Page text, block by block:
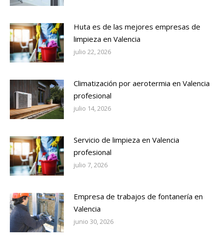
Huta es de las mejores empresas de
limpieza en Valencia
julio 22, 2026
Climatización por aerotermia en Valencia
profesional
julio 14, 2026
Servicio de limpieza en Valencia
profesional
julio 7, 2026
Empresa de trabajos de fontanería en
Valencia
junio 30, 2026